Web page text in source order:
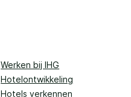
Werken bij IHG
Hotelontwikkeling
Hotels verkennen